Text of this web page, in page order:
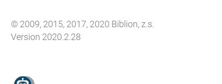
© 2009, 2015, 2017, 2020 Biblion, z.s.
Version 2020.2.28